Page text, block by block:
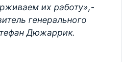
их работу»,-
генерального
Дюжаррик.